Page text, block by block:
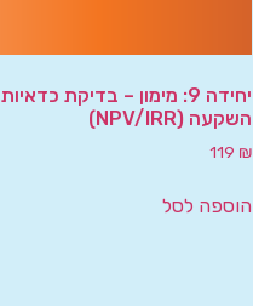
יחידה 9: מימון – בדיקת כדאיות
השקעה (NPV/IRR)
119 ₪
הוספה לסל